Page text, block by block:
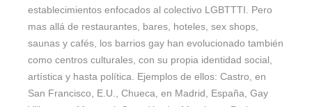
establecimientos enfocados al colectivo LGBTTTI. Pero
mas allá de restaurantes, bares, hoteles, sex shops,
saunas y cafés, los barrios gay han evolucionado también
como centros culturales, con su propia identidad social,
artística y hasta política. Ejemplos de ellos: Castro, en
San Francisco, E.U., Chueca, en Madrid, España, Gay